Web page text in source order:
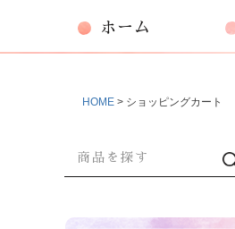
ホーム
HOME ショッピングカート
商品検索